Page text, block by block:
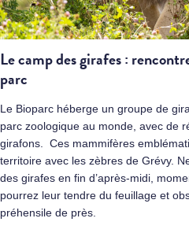
Le camp des girafes :
parc
Le Bioparc héberge un groupe de
parc zoologique au monde, avec de
girafons. Ces mammifères
territoire avec les zèbres de Grévy.
des girafes en fin d’après-midi,
pourrez leur tendre du feuillage et
préhensile de près.